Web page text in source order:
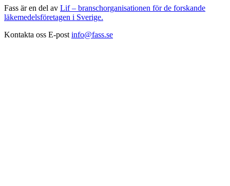
Fass är en del av Lif – branschorganisationen för de forskande
läkemedelsföretagen i Sverige.
Kontakta oss E-post info@fass.se